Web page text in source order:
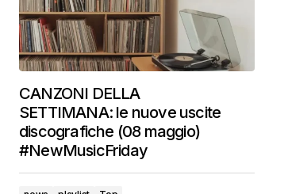
CANZONI DELLA
SETTIMANA: le nuove uscite
discografiche (08 maggio)
#NewMusicFriday